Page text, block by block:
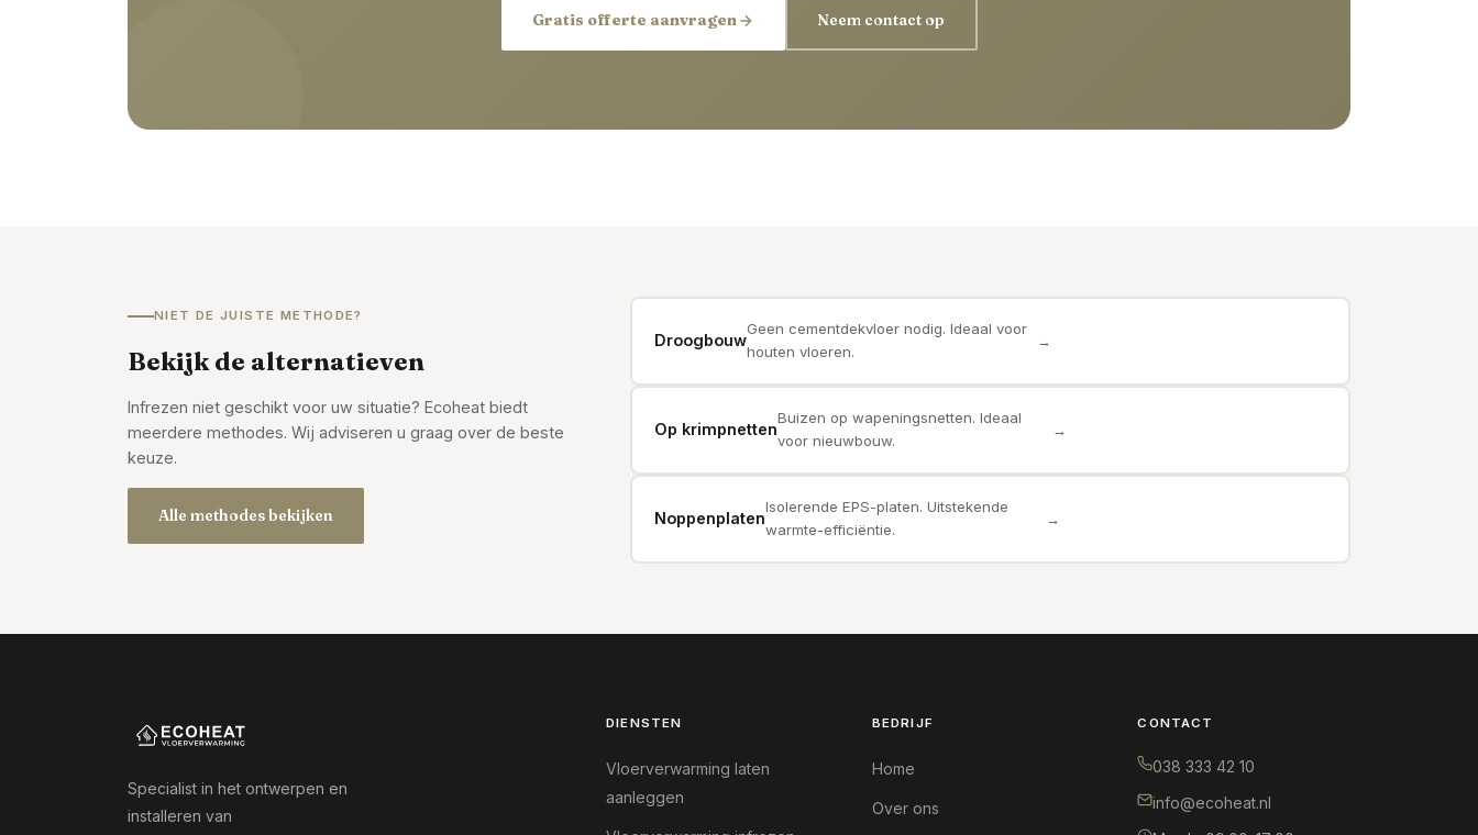
Gratis offerte aanvragen Neem contact op
NIET DE JUISTE METHODE?
Bekijk de alternatieven
Infrezen niet geschikt voor uw situatie? Ecoheat biedt
meerdere methodes. Wij adviseren u graag over de beste
keuze.
Alle methodes bekijken
Droogbouw
Geen cementdekvloer nodig. Ideaal voor
houten vloeren.
→
Op krimpnetten
Buizen op wapeningsnetten. Ideaal
voor nieuwbouw.
→
Noppenplaten
Isolerende EPS-platen. Uitstekende
warmte-efficiëntie.
→
Specialist in het ontwerpen en
installeren van
DIENSTEN
Vloerverwarming laten
aanleggen
BEDRIJF
Home
Over ons
CONTACT
038 333 42 10
info@ecoheat.nl